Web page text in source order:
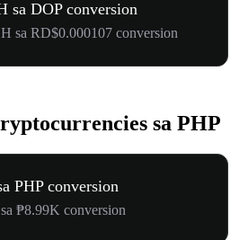
sa DOP conversion
sa RD$0.000107 conversion
sa PHP
PHP conversion
₱8.99K conversion